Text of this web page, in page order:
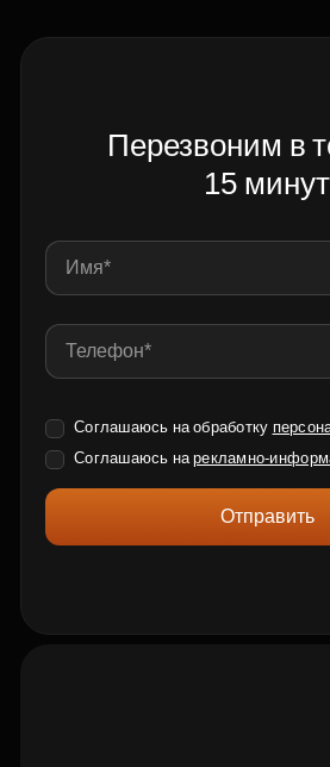
Перезвоним в
15 минут
Соглашаюсь на обработку
Соглашаюсь нарекламно-
Отправить